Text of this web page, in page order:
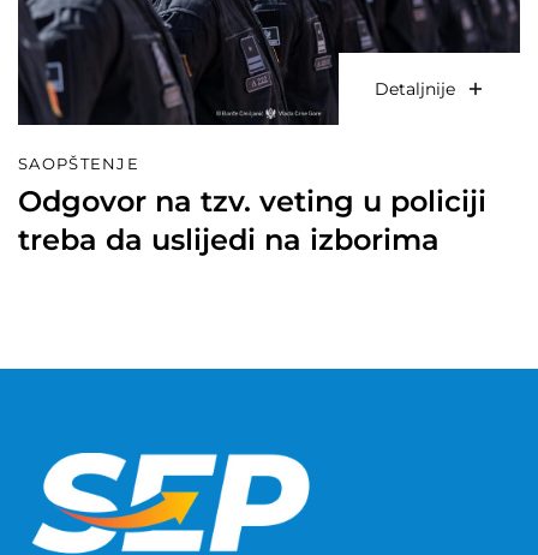
Detaljnije
SAOPŠTENJE
Odgovor na tzv. veting u policiji
treba da uslijedi na izborima